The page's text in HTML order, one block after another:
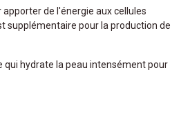
apporter de l'énergie aux cellules
supplémentaire pour la production de
qui hydrate la peau intensément pour